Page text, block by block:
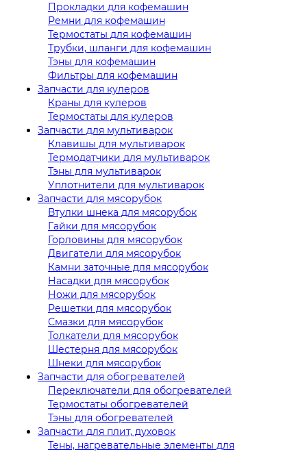
Прокладки для кофемашин
Ремни для кофемашин
Термостаты для кофемашин
Трубки, шланги для кофемашин
Тэны для кофемашин
Фильтры для кофемашин
Запчасти для кулеров
Краны для кулеров
Термостаты для кулеров
Запчасти для мультиварок
Клавишы для мультиварок
Термодатчики для мультиварок
Тэны для мультиварок
Уплотнители для мультиварок
Запчасти для мясорубок
Втулки шнека для мясорубок
Гайки для мясорубок
Горловины для мясорубок
Двигатели для мясорубок
Камни заточные для мясорубок
Насадки для мясорубок
Ножи для мясорубок
Решетки для мясорубок
Смазки для мясорубок
Толкатели для мясорубок
Шестерня для мясорубок
Шнеки для мясорубок
Запчасти для обогревателей
Переключатели для обогревателей
Термостаты обогревателей
Тэны для обогревателей
Запчасти для плит, духовок
Тены, нагревательные элементы для